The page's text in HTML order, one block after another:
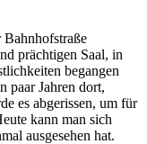
Bahnhofstraße
prächtigen Saal, in
begangen
paar Jahren dort,
es abgerissen, um für
kann man sich
ausgesehen hat.